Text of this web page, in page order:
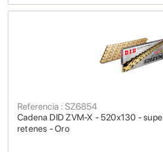
Cadena DID ZVM-X - 520x130 -
retenes - Oro
Referencia : SZ6854